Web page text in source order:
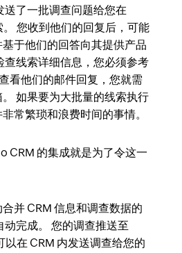
送了一批调查问题给您在
您收到他们的回复后，可能
于他们的回答向其提供产品
查线索详细信息，您必须参考
看他们的邮件回复，您就需
如果要为大批量的线索执行
常繁琐和浪费时间的事情。
CRM 的集成就是为了令这一
并 CRM 信息和调查数据的
动完成。 您的调查推送至
以在 CRM 内发送调查给您的